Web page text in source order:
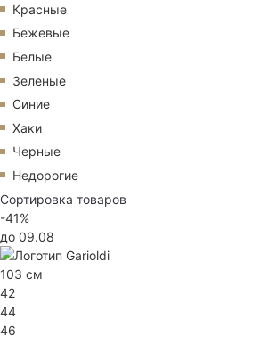
Красные
Бежевые
Белые
Зеленые
Синие
Хаки
Черные
Недорогие
Сортировка товаров
-41%
до 09.08
103 см
42
44
46